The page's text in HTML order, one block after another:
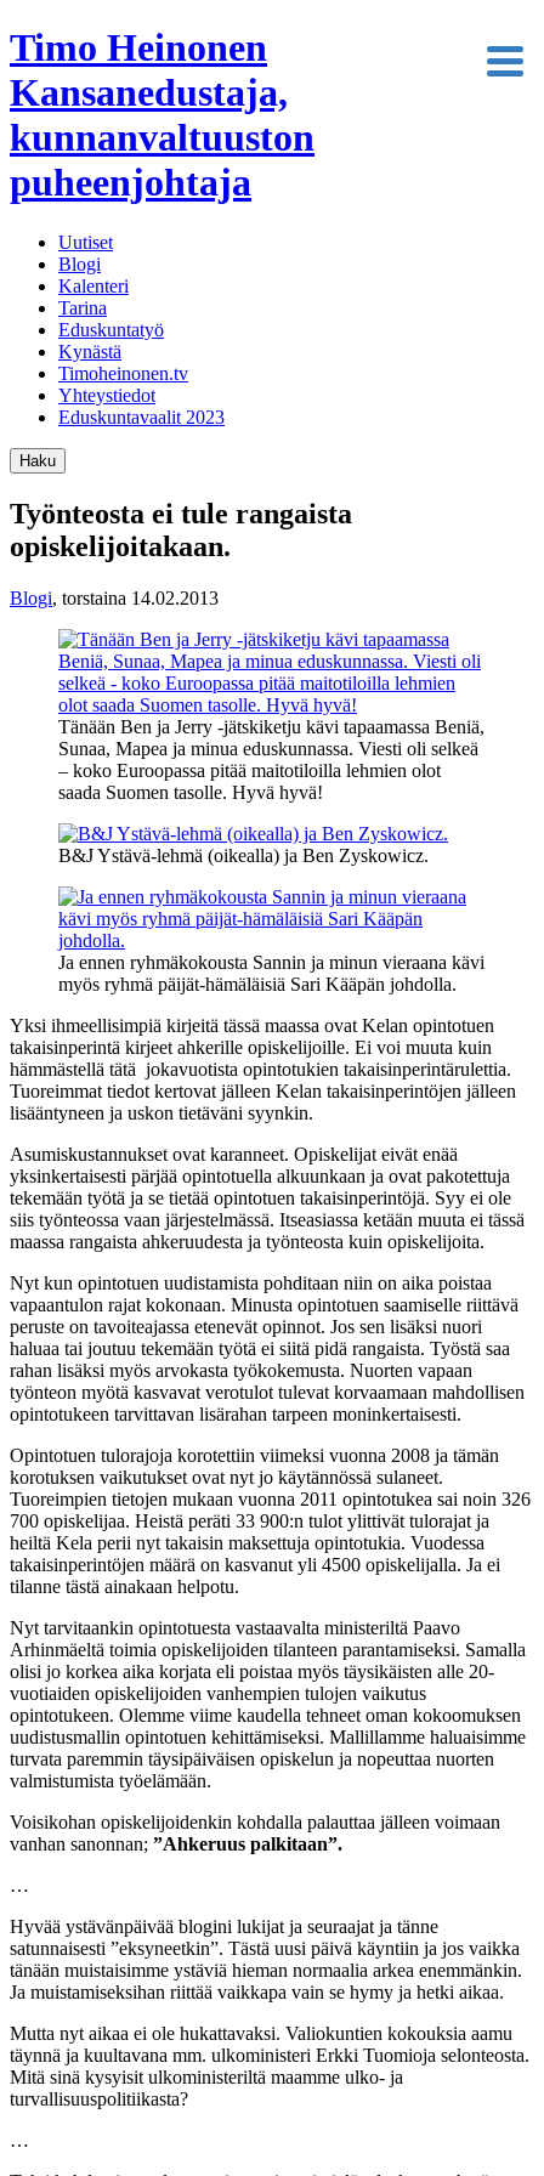
Timo Heinonen
Kansanedustaja,
kunnanvaltuuston
puheenjohtaja
Uutiset
Blogi
Kalenteri
Tarina
Eduskuntatyö
Kynästä
Timoheinonen.tv
Yhteystiedot
Eduskuntavaalit 2023
Haku
Työnteosta ei tule rangaista
opiskelijoitakaan.
Blogi, torstaina 14.02.2013
Tänään Ben ja Jerry -jätskiketju kävi tapaamassa Beniä,
Sunaa, Mapea ja minua eduskunnassa. Viesti oli selkeä
– koko Euroopassa pitää maitotiloilla lehmien olot
saada Suomen tasolle. Hyvä hyvä!
B&J Ystävä-lehmä (oikealla) ja Ben Zyskowicz.
Ja ennen ryhmäkokousta Sannin ja minun vieraana kävi
myös ryhmä päijät-hämäläisiä Sari Kääpän johdolla.
Yksi ihmeellisimpiä kirjeitä tässä maassa ovat Kelan opintotuen
takaisinperintä kirjeet ahkerille opiskelijoille. Ei voi muuta kuin
hämmästellä tätä jokavuotista opintotukien takaisinperintärulettia.
Tuoreimmat tiedot kertovat jälleen Kelan takaisinperintöjen jälleen
lisääntyneen ja uskon tietäväni syynkin.
Asumiskustannukset ovat karanneet. Opiskelijat eivät enää
yksinkertaisesti pärjää opintotuella alkuunkaan ja ovat pakotettuja
tekemään työtä ja se tietää opintotuen takaisinperintöjä. Syy ei ole
siis työnteossa vaan järjestelmässä. Itseasiassa ketään muuta ei tässä
maassa rangaista ahkeruudesta ja työnteosta kuin opiskelijoita.
Nyt kun opintotuen uudistamista pohditaan niin on aika poistaa
vapaantulon rajat kokonaan. Minusta opintotuen saamiselle riittävä
peruste on tavoiteajassa etenevät opinnot. Jos sen lisäksi nuori
haluaa tai joutuu tekemään työtä ei siitä pidä rangaista. Työstä saa
rahan lisäksi myös arvokasta työkokemusta. Nuorten vapaan
työnteon myötä kasvavat verotulot tulevat korvaamaan mahdollisen
opintotukeen tarvittavan lisärahan tarpeen moninkertaisesti.
Opintotuen tulorajoja korotettiin viimeksi vuonna 2008 ja tämän
korotuksen vaikutukset ovat nyt jo käytännössä sulaneet.
Tuoreimpien tietojen mukaan vuonna 2011 opintotukea sai noin 326
700 opiskelijaa. Heistä peräti 33 900:n tulot ylittivät tulorajat ja
heiltä Kela perii nyt takaisin maksettuja opintotukia. Vuodessa
takaisinperintöjen määrä on kasvanut yli 4500 opiskelijalla. Ja ei
tilanne tästä ainakaan helpotu.
Nyt tarvitaankin opintotuesta vastaavalta ministeriltä Paavo
Arhinmäeltä toimia opiskelijoiden tilanteen parantamiseksi. Samalla
olisi jo korkea aika korjata eli poistaa myös täysikäisten alle 20-
vuotiaiden opiskelijoiden vanhempien tulojen vaikutus
opintotukeen. Olemme viime kaudella tehneet oman kokoomuksen
uudistusmallin opintotuen kehittämiseksi. Mallillamme haluaisimme
turvata paremmin täysipäiväisen opiskelun ja nopeuttaa nuorten
valmistumista työelämään.
Voisikohan opiskelijoidenkin kohdalla palauttaa jälleen voimaan
vanhan sanonnan; ”Ahkeruus palkitaan”.
…
Hyvää ystävänpäivää blogini lukijat ja seuraajat ja tänne
satunnaisesti ”eksyneetkin”. Tästä uusi päivä käyntiin ja jos vaikka
tänään muistaisimme ystäviä hieman normaalia arkea enemmänkin.
Ja muistamiseksihan riittää vaikkapa vain se hymy ja hetki aikaa.
Mutta nyt aikaa ei ole hukattavaksi. Valiokuntien kokouksia aamu
täynnä ja kuultavana mm. ulkoministeri Erkki Tuomioja selonteosta.
Mitä sinä kysyisit ulkoministeriltä maamme ulko- ja
turvallisuuspolitiikasta?
…